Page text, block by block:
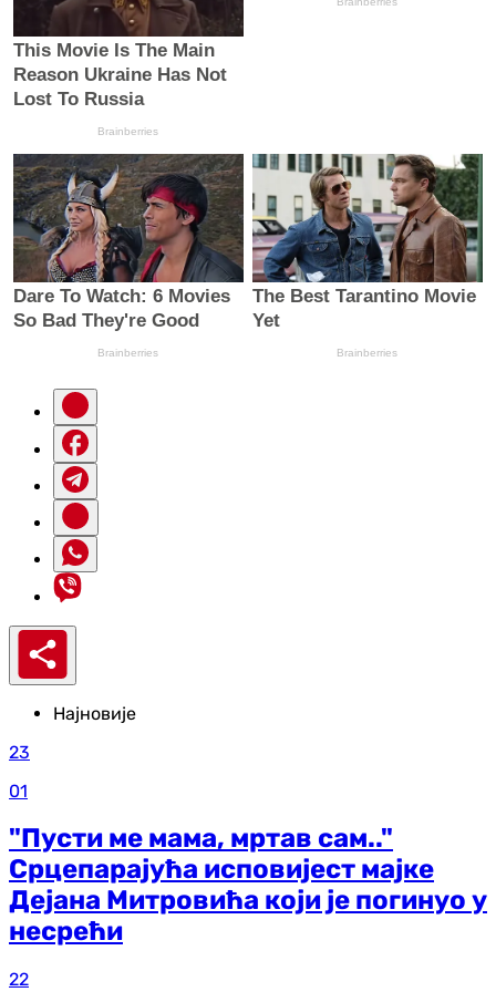
Најновије
23
01
"Пусти ме мама, мртав сам.."
Срцепарајућа исповијест мајке
Дејана Митровића који је погинуо у
несрећи
22